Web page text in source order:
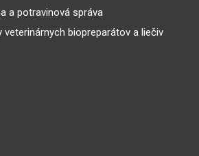
a potravinová správa
biopreparátov a liečiv